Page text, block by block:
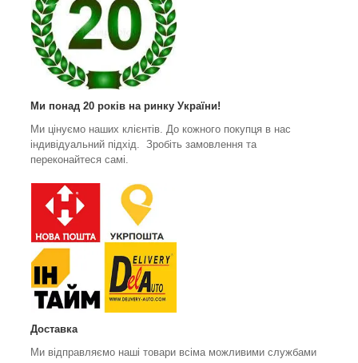
Ми понад 20 років на ринку України!
Ми цінуємо наших клієнтів. До кожного покупця в нас
індивідуальний підхід. Зробіть замовлення та
переконайтеся самі.
Доставка
Ми відправляємо наші товари всіма можливими службами